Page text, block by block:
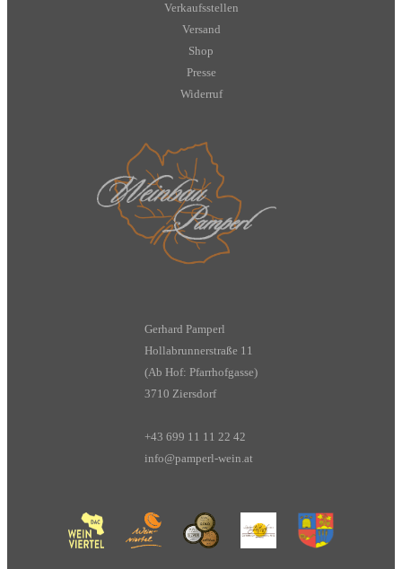
Verkaufsstellen
Versand
Shop
Presse
Widerruf
Gerhard Pamperl
Hollabrunnerstraße 11
(Ab Hof: Pfarrhofgasse)
3710 Ziersdorf
+43 699 11 11 22 42
info@pamperl-wein.at